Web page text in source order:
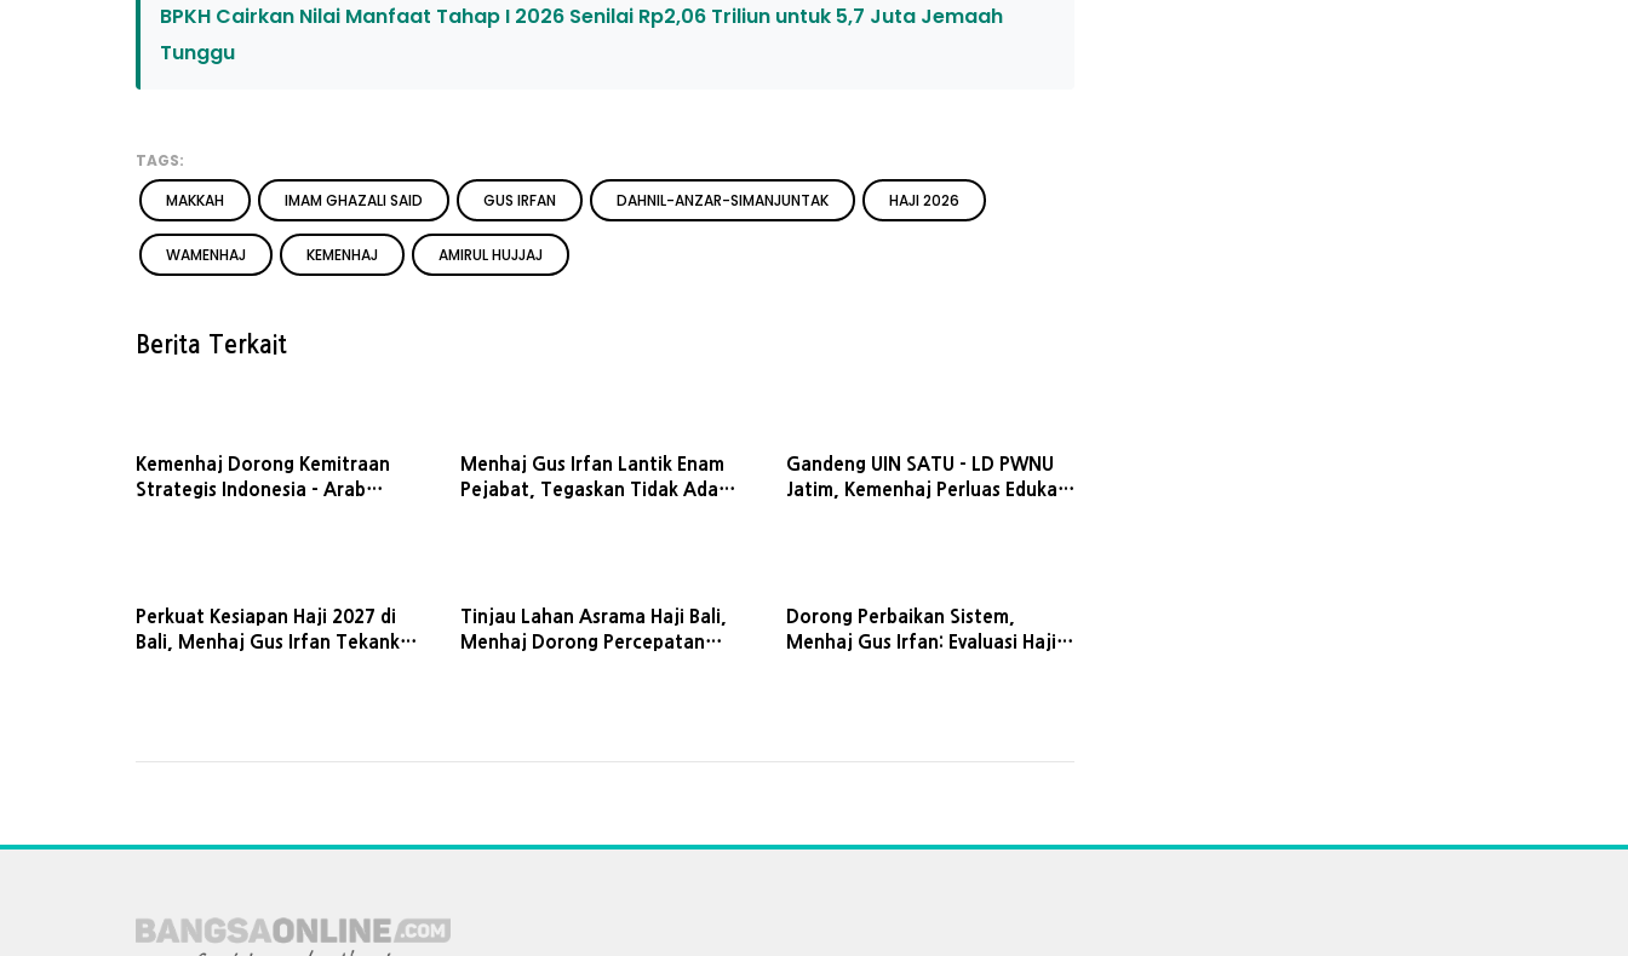
BPKH Cairkan Nilai Manfaat Tahap I 2026 Senilai Rp2,06 Triliun untuk 5,7 Juta Jemaah
Tunggu
TAGS:
MAKKAH
IMAM GHAZALI SAID GUS IRFAN DAHNIL-ANZAR-SIMANJUNTAK HAJI 2026
WAMENHAJ KEMENHAJ AMIRUL HUJJAJ
Berita Terkait
Kemenhaj Dorong Kemitraan
Strategis Indonesia - Arab
Menhaj Gus Irfan Lantik Enam
Pejabat, Tegaskan Tidak Ada
Gandeng UIN SATU - LD PWNU
Jatim, Kemenhaj Perluas Edukasi
Perkuat Kesiapan Haji 2027 di
Bali, Menhaj Gus Irfan Tekankan
Tinjau Lahan Asrama Haji Bali,
Menhaj Dorong Percepatan
Dorong Perbaikan Sistem,
Menhaj Gus Irfan: Evaluasi Haji